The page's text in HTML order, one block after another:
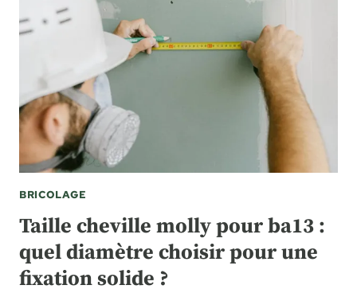
BRICOLAGE
Taille cheville molly pour ba13 :
quel diamètre choisir pour une
fixation solide ?